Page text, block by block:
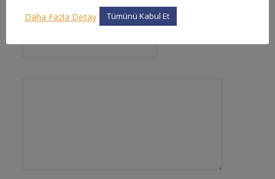
Daha Fazla Detay
Tümünü Kabul Et